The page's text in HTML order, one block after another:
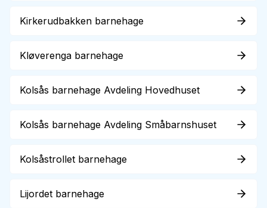
Kirkerudbakken barnehage
Kløverenga barnehage
Kolsås barnehage Avdeling Hovedhuset
Kolsås barnehage Avdeling Småbarnshuset
Kolsåstrollet barnehage
Lijordet barnehage